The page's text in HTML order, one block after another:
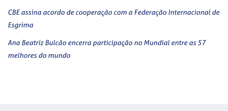
CBE assina acordo de cooperação com a Federação Internacional de
Esgrima
Ana Beatriz Bulcão encerra participação no Mundial entre as 57
melhores do mundo